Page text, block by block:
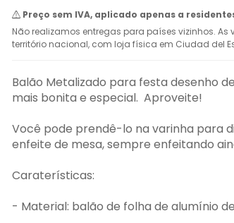
Preço sem IVA, aplicado apenas a
Não realizamos entregas para países vizinhos.
território nacional, com loja física em Ciudad del
Balão Metalizado para festa desenho
mais bonita e especial. Aproveite!
Você pode prendê-lo na varinha para
enfeite de mesa, sempre enfeitando
Caraterísticas:
- Material: balão de folha de alumínio